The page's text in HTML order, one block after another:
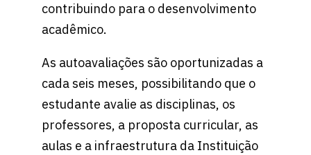
contribuindo para o desenvolvimento
acadêmico.
As autoavaliações são oportunizadas a
cada seis meses, possibilitando que o
estudante avalie as disciplinas, os
professores, a proposta curricular, as
aulas e a infraestrutura da Instituição